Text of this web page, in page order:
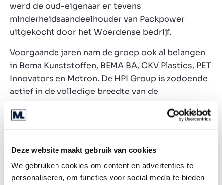
Deze website maakt gebruik van cookies
We gebruiken cookies om content en advertenties te
personaliseren, om functies voor social media te bieden
werd de oud-eigenaar en tevens
minderheidsaandeelhouder van Packpower
uitgekocht door het Woerdense bedrijf.
Voorgaande jaren nam de groep ook al belangen
in Bema Kunststoffen, BEMA BA, CKV Plastics, PET
Innovators en Metron. De HPI Group is zodoende
actief in de volledige breedte van de
kunststofverwerkende industrie voor chemie,
voeding, medisch, automotive & technisch
van meer dan EUR 50 miljoen in 2021.
Huub Verbeeten van Marktlink Fusies en